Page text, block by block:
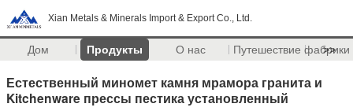
Xian Metals & Minerals Import & Export Co., Ltd.
Дом Продукты О нас Путешествие фабрики
>>
Естественный миномет камня мрамора гранита и
Kitchenware прессы пестика установленный